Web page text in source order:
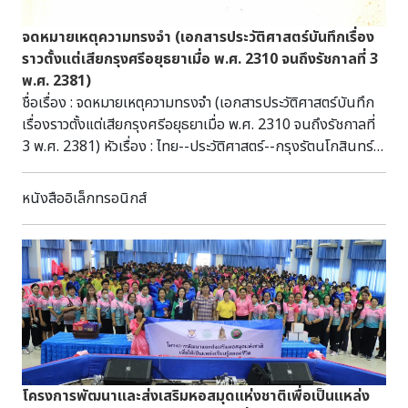
จดหมายเหตุความทรงจำ (เอกสารประวัติศาสตร์บันทึกเรื่อง
ราวตั้งแต่เสียกรุงศรีอยุธยาเมื่อ พ.ศ. 2310 จนถึงรัชกาลที่ 3
พ.ศ. 2381)
ชื่อเรื่อง : จดหมายเหตุความทรงจำ (เอกสารประวัติศาสตร์บันทึก
เรื่องราวตั้งแต่เสียกรุงศรีอยุธยาเมื่อ พ.ศ. 2310 จนถึงรัชกาลที่
3 พ.ศ. 2381) หัวเรื่อง : ไทย--ประวัติศาสตร์--กรุงรัตนโกสินทร์,
2325-2381 ไทย--ประวัติศาสตร์--กรุงธนบุรี คำ
ค้น : จดหมายเหตุ, กรุงศรีอยุธยา รายละเอียด : นายขจร สุขพานิช
นรินทรเทวี, กรมหลวง แหล่งที่มา : หอสมุดแห่งชาติรัชมังคลา
ภิเษก จันทบุรี หน่วยงานที่รับผิดชอบ : โรงพิมพ์ไทยเขษม ปีที่
พิมพ์ : 2516 วันที่เผยแพร่ : 18 กุมภาพันธ์ 2568 ผู้ร่วม
สร้างสรรค์ผลงาน : - ลิขสิทธิ์ : - รูปแบบ : PDF ภาษา : ภาษาไทย
ประเภททรัพยากร : หนังสือหายาก ตัวบ่งชี้ : - รายละเอียด
เนื้อหา : รวมเรื่องราวช่วงเสียกรุงศรีอยุธยา พ.ศ. 2310 จนถึง
รัชกาลที่ 3 พ.ศ. 2381 โดยกรมหลวงนรินทรเทวี จัดพิมพ์โดยนาย
ขจร สุขพานิช พิมพ์แจกเป็นฉิมพลี เนื่องในโอกาสทำบุญ อายุ
หนังสืออิเล็กทรอนิกส์
โครงการพัฒนาและส่งเสริมหอสมุดแห่งชาติเพื่อเป็นแหล่ง